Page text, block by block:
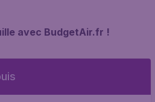
avec BudgetAir.fr !